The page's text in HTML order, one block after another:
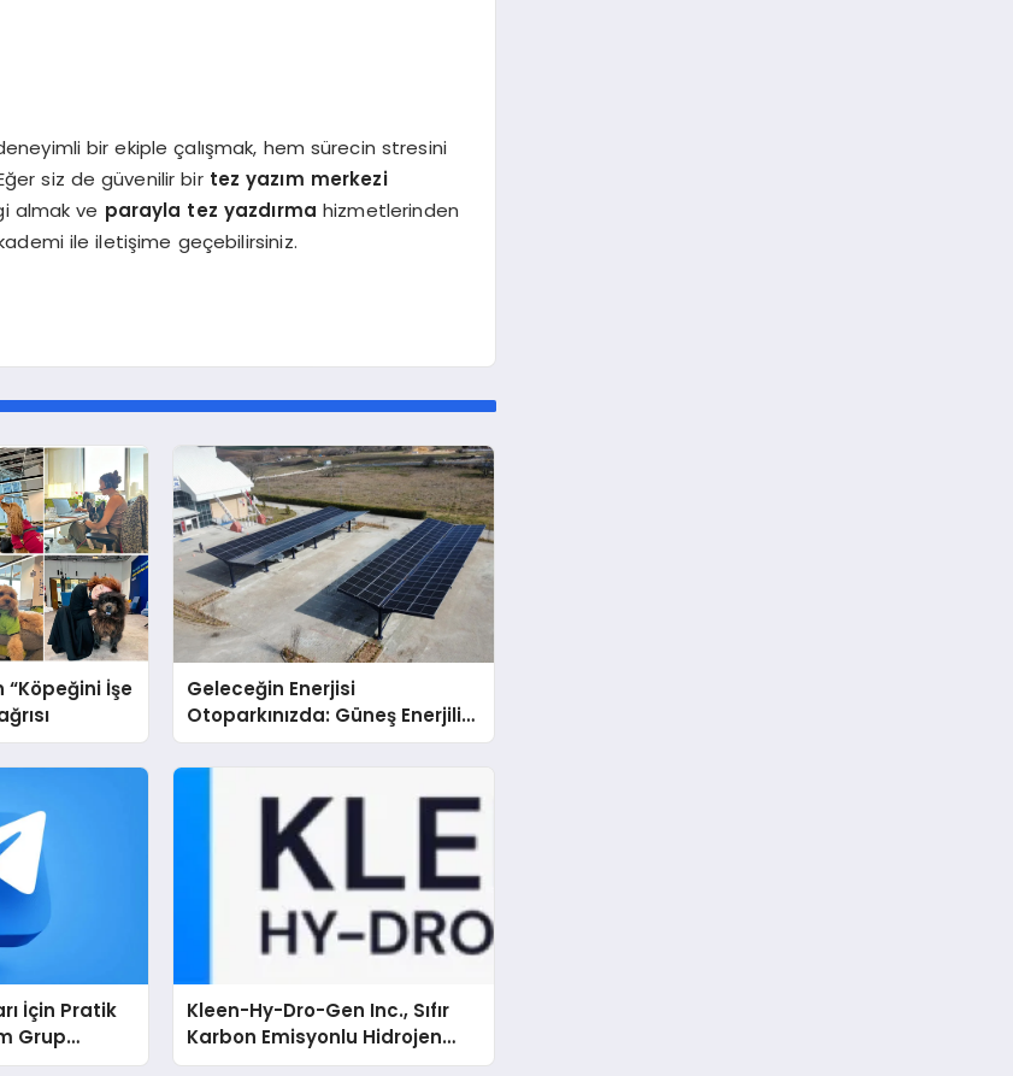
bir ekiple çalışmak, hem sürecin stresini
siz de güvenilir bir tez yazım merkezi
almak ve parayla tez yazdırma hizmetlerinden
ile iletişime geçebilirsiniz.
“Köpeğini İşe
Geleceğin Enerjisi
Otoparkınızda: Güneş Enerjili
Carport (Solar Otopark)
Nedir?
İçin Pratik
Grup
Ne
Kleen-Hy-Dro-Gen Inc., Sıfır
Karbon Emisyonlu Hidrojen
Isıtma Teknolojisinde ISO ve